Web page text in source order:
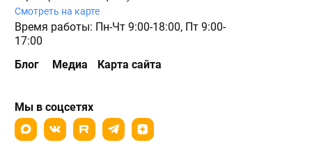
Смотреть на карте
Время работы: Пн-Чт 9:00-18:00, Пт 9:00-
17:00
Блог
Медиа Карта сайта
Мы в соцсетях